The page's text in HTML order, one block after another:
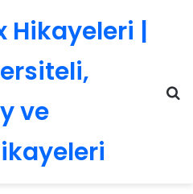
Hikayeleri |
ve